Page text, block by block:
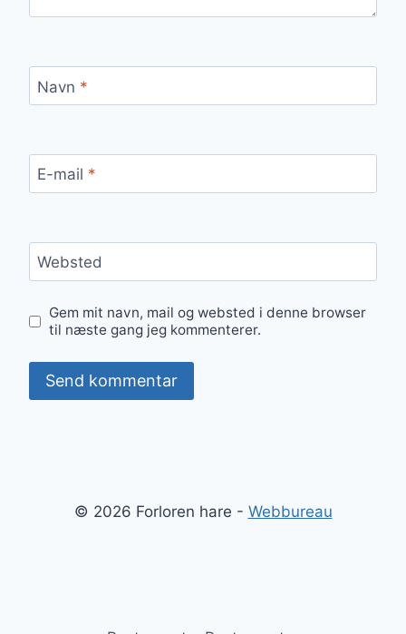
Navn *
E-mail *
Websted
Gem mit navn, mail og websted i denne browser
til næste gang jeg kommenterer.
© 2026 Forloren hare - Webbureau